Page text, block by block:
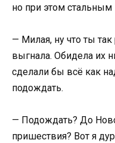
но при этом
— Милая, ну что ты
выгнала. Обидела их
сделали бы всё как
подождать.
— Подождать? До
пришествия? Вот я